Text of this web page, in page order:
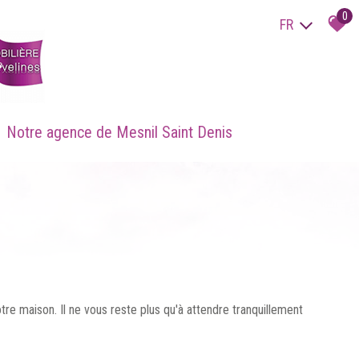
FR 0
Notre agence de Mesnil Saint Denis
maison. Il ne vous reste plus qu'à attendre tranquillement